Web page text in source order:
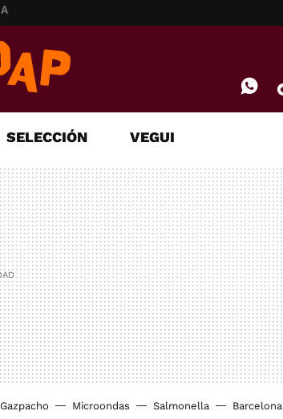
SELECCIÓN VEGUI
Gazpacho Microondas Salmonella Barcelona